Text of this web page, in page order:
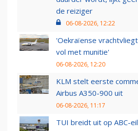
de reiziger
06-08-2026, 12:22
'Oekraïense
vol met munitie'
06-08-2026, 12:20
KLM stelt eerste
Airbus A350-900 uit
06-08-2026, 11:17
TUI breidt uit op ABC-